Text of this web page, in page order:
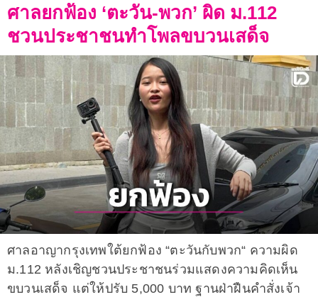
ศาลยกฟ้อง ‘ตะวัน-พวก’ ผิด ม.112
ชวนประชาชนทำโพลขบวนเสด็จ
ศาลอาญากรุงเทพใต้ยกฟ้อง “ตะวันกับพวก“ ความผิด
ม.112 หลังเชิญชวนประชาชนร่วมแสดงความคิดเห็น
ขบวนเสด็จ แต่ให้ปรับ 5,000 บาท ฐานฝ่าฝืนคำสั่งเจ้า